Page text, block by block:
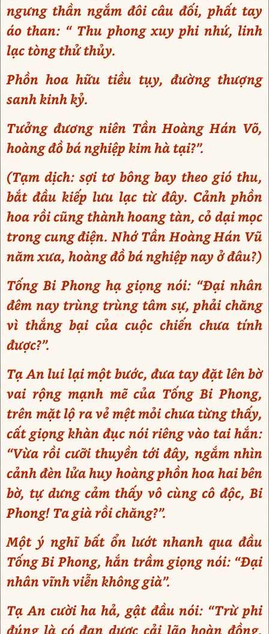
ngưng thần ngắm đôi câu đối, phất tay
áo than: “ Thu phong xuy phi nhứ, linh
lạc tòng thử thủy.
Phồn hoa hữu tiều tụy, đường thượng
sanh kinh kỷ.
Tưởng đương niên Tần Hoàng Hán Võ,
hoàng đồ bá nghiệp kim hà tại?”.
(Tạm dịch: sợi tơ bông bay theo gió thu,
bắt đầu kiếp lưu lạc từ đây. Cảnh phồn
hoa rồi cũng thành hoang tàn, cỏ dại mọc
trong cung điện. Nhớ Tần Hoàng Hán Vũ
năm xưa, hoàng đồ bá nghiệp nay ở đâu?)
Tống Bi Phong hạ giọng nói: “Đại nhân
đêm nay trùng trùng tâm sự, phải chăng
vì thắng bại của cuộc chiến chưa tính
được?”.
Tạ An lui lại một bước, đưa tay đặt lên bờ
vai rộng mạnh mẽ của Tống Bi Phong,
trên mặt lộ ra vẻ mệt mỏi chưa từng thấy,
cất giọng khàn đục nói riêng vào tai hắn:
“Vừa rồi cưỡi thuyền tới đây, ngắm nhìn
cảnh đèn lửa huy hoàng phồn hoa hai bên
bờ, tự dưng cảm thấy vô cùng cô độc, Bi
Phong! Ta già rồi chăng?”.
Một ý nghĩ bất ổn lướt nhanh qua đầu
Tống Bi Phong, hắn trầm giọng nói: “Đại
nhân vĩnh viễn không già”.
Tạ An cười ha hả, gật đầu nói: “Trừ phi
đúng là có đan dược cải lão hoàn đồng,